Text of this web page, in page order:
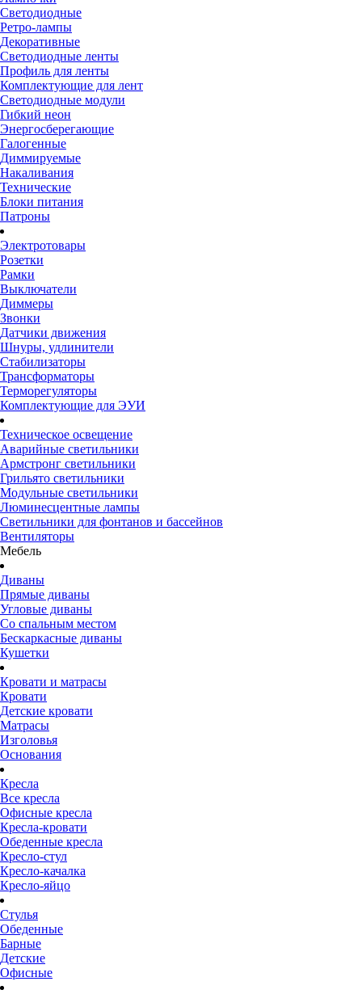
Светодиодные
Ретро-лампы
Декоративные
Светодиодные ленты
Профиль для ленты
Комплектующие для лент
Светодиодные модули
Гибкий неон
Энергосберегающие
Галогенные
Диммируемые
Накаливания
Технические
Блоки питания
Патроны
Электротовары
Розетки
Рамки
Выключатели
Диммеры
Звонки
Датчики движения
Шнуры, удлинители
Стабилизаторы
Трансформаторы
Терморегуляторы
Комплектующие для ЭУИ
Техническое освещение
Аварийные светильники
Армстронг светильники
Грильято светильники
Модульные светильники
Люминесцентные лампы
Светильники для фонтанов и бассейнов
Вентиляторы
Мебель
Диваны
Прямые диваны
Угловые диваны
Со спальным местом
Бескаркасные диваны
Кушетки
Кровати и матрасы
Кровати
Детские кровати
Матрасы
Изголовья
Основания
Кресла
Все кресла
Офисные кресла
Кресла-кровати
Обеденные кресла
Кресло-стул
Кресло-качалка
Кресло-яйцо
Стулья
Обеденные
Барные
Детские
Офисные